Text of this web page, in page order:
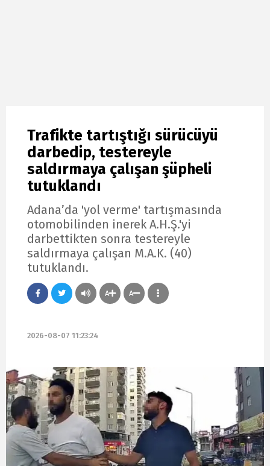
Trafikte tartıştığı sürücüyü
darbedip, testereyle
saldırmaya çalışan şüpheli
tutuklandı
Adana’da 'yol verme' tartışmasında
otomobilinden inerek A.H.Ş.'yi
darbettikten sonra testereyle
saldırmaya çalışan M.A.K. (40)
tutuklandı.
A A
2026-08-07 11:23:24